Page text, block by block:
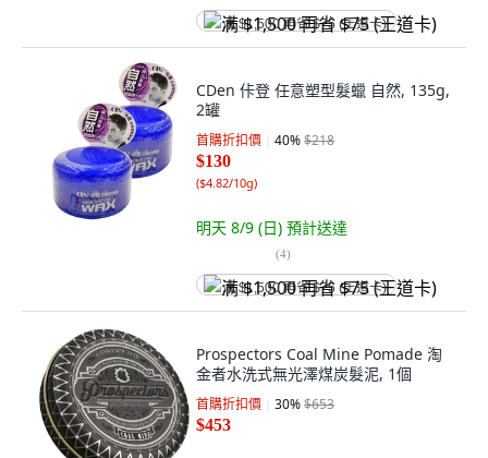
满 $1,500 再省 $75 (王道卡)
CDen 佧登 任意塑型髮蠟 自然, 135g,
2罐
首購折扣價 40%$218
$130
($4.82/10g)
明天 8/9 (日) 預計送達
(4)
满 $1,500 再省 $75 (王道卡)
Prospectors Coal Mine Pomade 淘
金者水洗式無光澤煤炭髮泥, 1個
首購折扣價 30%$653
$453